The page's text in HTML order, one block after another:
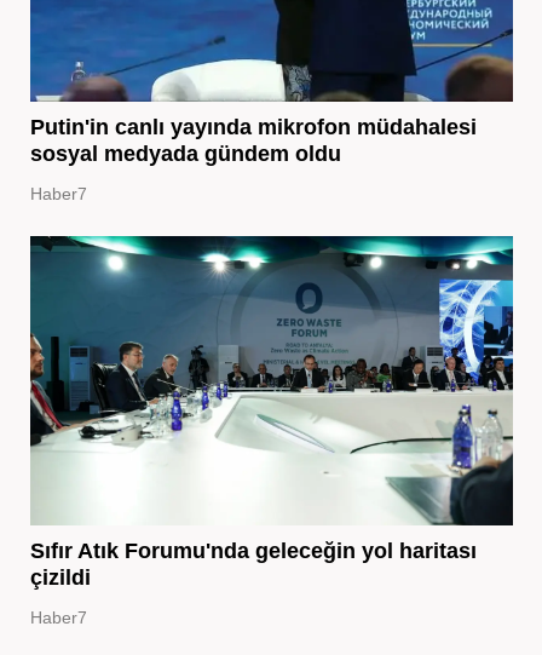
Putin'in canlı yayında mikrofon müdahalesi
sosyal medyada gündem oldu
Haber7
Sıfır Atık Forumu'nda geleceğin yol haritası
çizildi
Haber7